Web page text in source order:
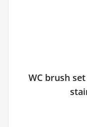
WC brush